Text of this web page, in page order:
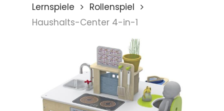
Lernspiele
Rollenspiel
Haushalts-Center 4-in-1